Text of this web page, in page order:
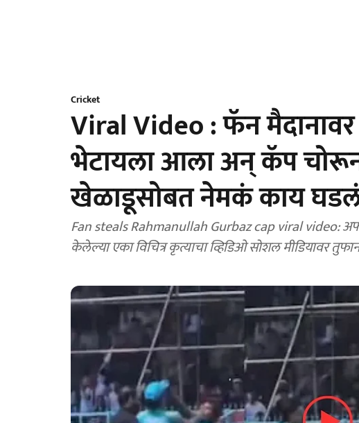
Cricket
Viral Video : फॅन
भेटायला आला अन् कॅप
खेळाडूसोबत नेमकं काय
Fan steals Rahmanullah Gurbaz cap viral video:
केलेल्या एका विचित्र कृत्याचा व्हिडिओ सोशल मीडियावर